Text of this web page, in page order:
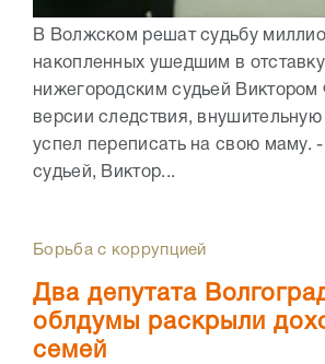
В Волжском решат судьбу
накопленных ушедшим в отставку
нижегородским судьей
версии следствия,
успел переписать на свою маму. -
судьей, Виктор...
Борьба с коррупцией
Два депутата
облдумы раскрыли
семей